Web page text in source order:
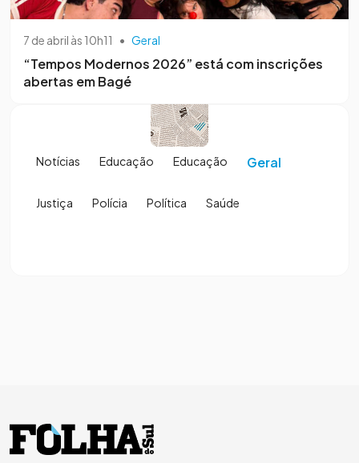
7 de abril às 10h11 • Geral
“Tempos Modernos 2026” está com inscrições
abertas em Bagé
Notícias Educação Educação Geral
Justiça Polícia Política Saúde